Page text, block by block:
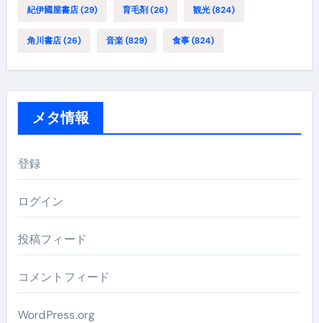
紀伊國屋書店(29) 育毛剤(26) 観光(824)
角川書店(26) 音楽(829) 食事(824)
メタ情報
登録
ログイン
投稿フィード
コメントフィード
WordPress.org